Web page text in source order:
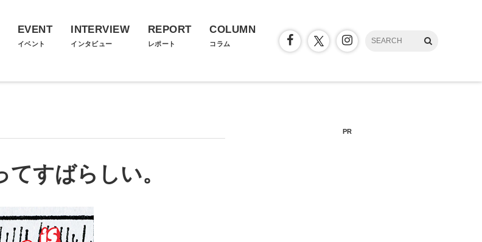
EVENT
イベント
INTERVIEW
インタビュー
REPORT
レポート
COLUMN
コラム
すばらしい。
PR